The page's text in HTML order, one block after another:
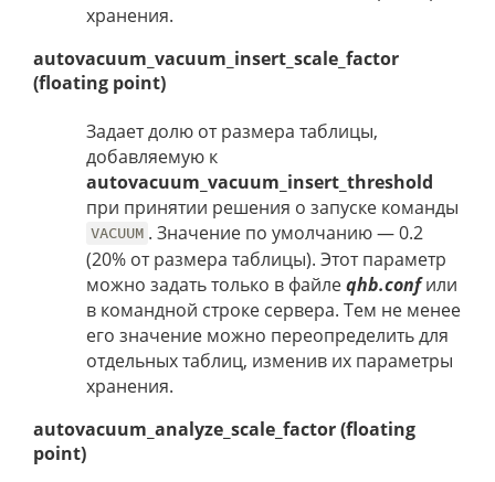
хранения.
autovacuum_vacuum_insert_scale_factor
(floating point)
Задает долю от размера таблицы,
добавляемую к
autovacuum_vacuum_insert_threshold
при принятии решения о запуске команды
VACUUM . Значение по умолчанию — 0.2
(20% от размера таблицы). Этот параметр
можно задать только в файлеqhb.confили
в командной строке сервера. Тем не менее
его значение можно переопределить для
отдельных таблиц, изменив их параметры
хранения.
autovacuum_analyze_scale_factor (floating
point)